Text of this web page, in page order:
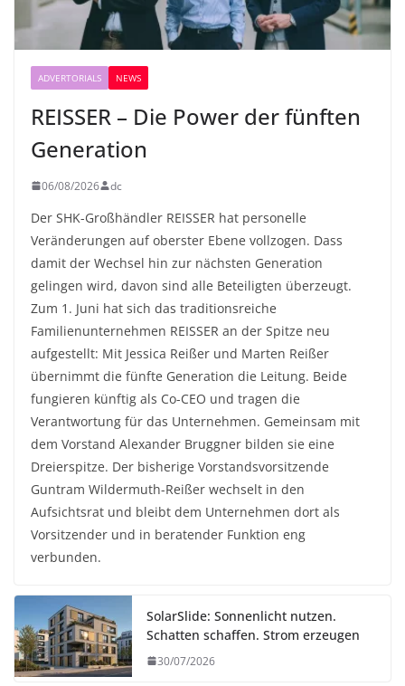
ADVERTORIALS NEWS
REISSER – Die Power der fünften
Generation
06/08/2026 dc
Der SHK-Großhändler REISSER hat personelle
Veränderungen auf oberster Ebene vollzogen. Dass
damit der Wechsel hin zur nächsten Generation
gelingen wird, davon sind alle Beteiligten überzeugt.
Zum 1. Juni hat sich das traditionsreiche
Familienunternehmen REISSER an der Spitze neu
aufgestellt: Mit Jessica Reißer und Marten Reißer
übernimmt die fünfte Generation die Leitung. Beide
fungieren künftig als Co-CEO und tragen die
Verantwortung für das Unternehmen. Gemeinsam mit
dem Vorstand Alexander Bruggner bilden sie eine
Dreierspitze. Der bisherige Vorstandsvorsitzende
Guntram Wildermuth-Reißer wechselt in den
Aufsichtsrat und bleibt dem Unternehmen dort als
Vorsitzender und in beratender Funktion eng
verbunden.
SolarSlide: Sonnenlicht nutzen.
Schatten schaffen. Strom erzeugen
30/07/2026